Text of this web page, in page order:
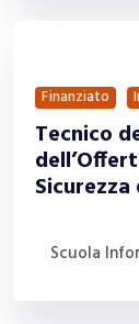
Finanziato
Tecnico
Scuola